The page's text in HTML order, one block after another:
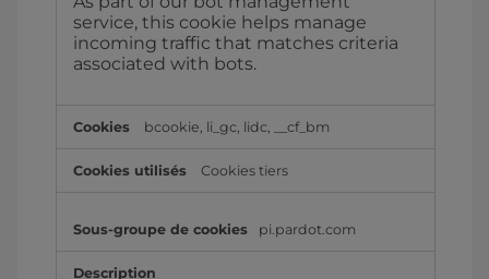
service, this cookie helps manage
incoming traffic that matches criteria
associated with bots.
bcookie, li_gc, lidc, __cf_bm
Cookies tiers
pi.pardot.com